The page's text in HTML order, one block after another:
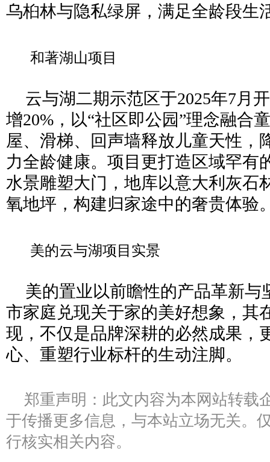
乌桕林与隐私绿屏，满足全龄段生
和著湖山项目
云与湖二期示范区于2025年7月
增20%，以“社区即公园”理念融合
屋、滑梯、回声墙释放儿童天性，
力全龄健康。项目更打造区域罕有
水景雕塑大门，地库以意大利灰石
氧地坪，构建归家途中的奢贵体验
美的云与湖项目实景
美的置业以前瞻性的产品革新与
市家庭兑现关于家的美好想象，其
现，不仅是品牌深耕的必然成果，
心、重塑行业标杆的生动注脚。
郑重声明：此文内容为本网站转载
于传播更多信息，与本站立场无关。
行核实相关内容。